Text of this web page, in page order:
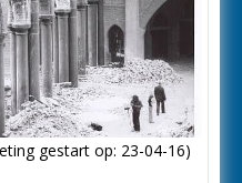
gestart op: 23-04-16)